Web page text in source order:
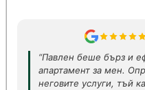
“Павлен беше бърз и
апартамент за мен.
неговите услуги, тъй